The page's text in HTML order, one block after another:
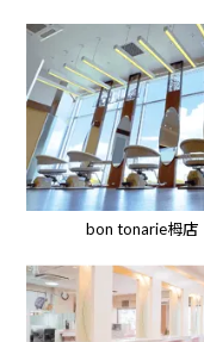
bon tonarie栂店